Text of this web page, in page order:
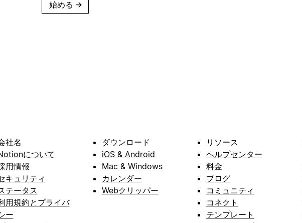
始める →
社名
について
用情報
キュリティ
テータス
用規約とプライバ
ー
ダウンロード
iOS & Android
Mac & Windows
カレンダー
Webクリッパー
リソース
ヘルプセンター
料金
ブログ
コミュニティ
コネクト
テンプレート